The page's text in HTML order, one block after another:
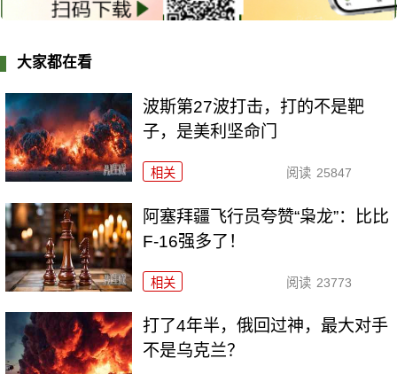
大家都在看
波斯第27波打击，打的不是靶
子，是美利坚命门
相关 阅读 25847
阿塞拜疆飞行员夸赞“枭龙”：比比
F-16强多了！
相关 阅读 23773
打了4年半，俄回过神，最大对手
不是乌克兰？